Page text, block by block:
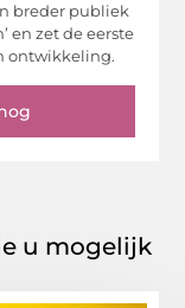
breder publiek
en zet de eerste
ontwikkeling.
u mogelijk